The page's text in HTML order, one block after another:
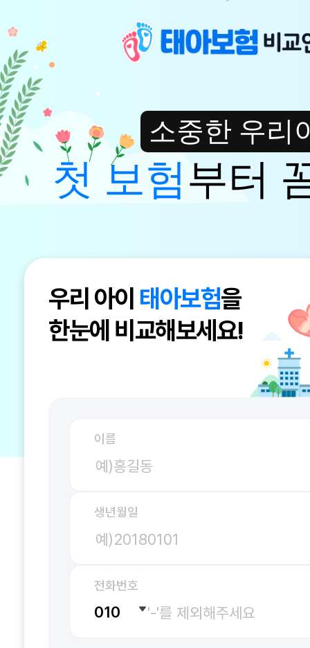
소중한 우리
첫 보험부터
우리 아이 태아보험을
한눈에 비교해보세요!
이름
생년월일
전화번호